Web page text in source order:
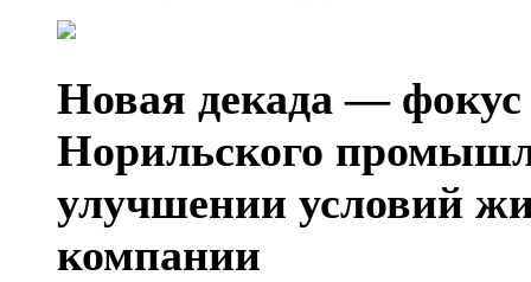
Новая декада — фокус
Норильского
улучшении условий
компании